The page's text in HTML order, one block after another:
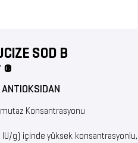
SOD B
®
N
Konsantrasyonu
g) içinde yüksek konsantrasyonlu,